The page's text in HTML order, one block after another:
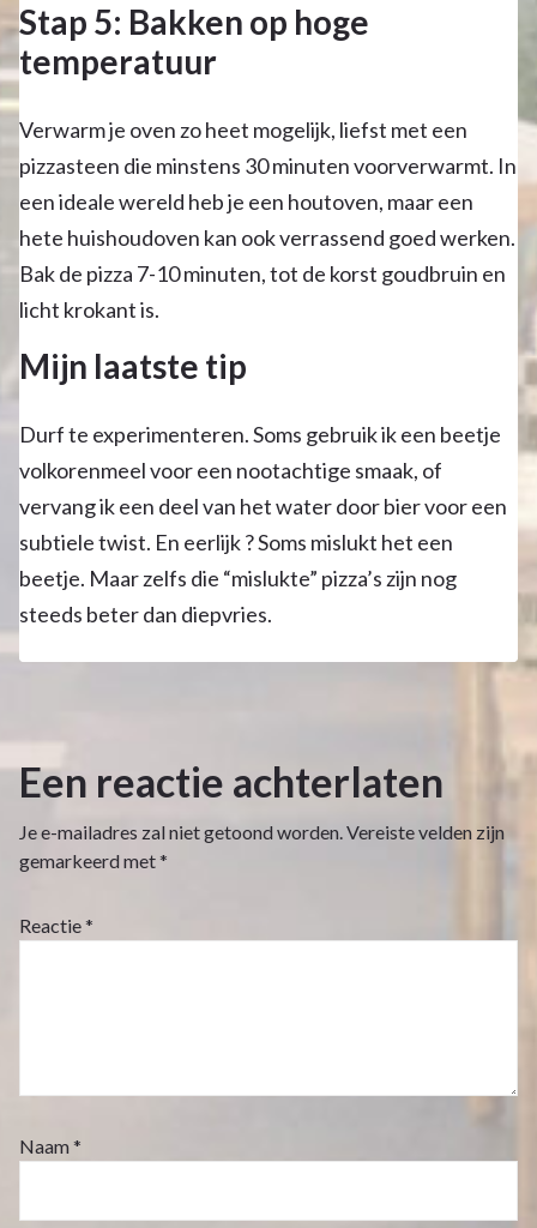
Stap 5: Bakken op hoge
temperatuur
Verwarm je oven zo heet mogelijk, liefst met een
pizzasteen die minstens 30 minuten voorverwarmt. In
een ideale wereld heb je een houtoven, maar een
hete huishoudoven kan ook verrassend goed werken.
Bak de pizza 7-10 minuten, tot de korst goudbruin en
licht krokant is.
Mijn laatste tip
Durf te experimenteren. Soms gebruik ik een beetje
volkorenmeel voor een nootachtige smaak, of
vervang ik een deel van het water door bier voor een
subtiele twist. En eerlijk ? Soms mislukt het een
beetje. Maar zelfs die “mislukte” pizza’s zijn nog
steeds beter dan diepvries.
Een reactie achterlaten
Je e-mailadres zal niet getoond worden.Vereiste velden zijn
gemarkeerd met*
Reactie*
Naam*